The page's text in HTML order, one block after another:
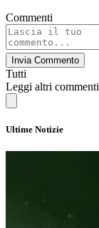
Commenti
Invia Commento
Tutti
Leggi altri commenti
Ultime Notizie